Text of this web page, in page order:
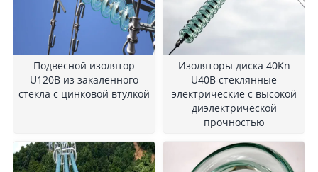
Подвесной изолятор
U120B из закаленного
стекла с цинковой втулкой
Изоляторы диска 40Kn
U40B стеклянные
электрические с высокой
диэлектрической
прочностью